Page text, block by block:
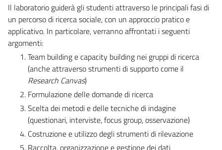
Il laboratorio guiderà gli studenti attraverso le principali fasi di
un percorso di ricerca sociale, con un approccio pratico e
applicativo. In particolare, verranno affrontati i seguenti
argomenti:
Team building e capacity building nei gruppi di ricerca
(anche attraverso strumenti di supporto come il
Research Canvas)
Formulazione delle domande di ricerca
Scelta dei metodi e delle tecniche di indagine
(questionari, interviste, focus group, osservazione)
Costruzione e utilizzo degli strumenti di rilevazione
Raccolta, organizzazione e gestione dei dati